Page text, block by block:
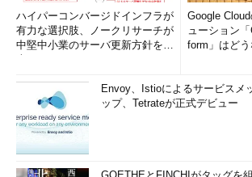
ハイパーコンバージドインフラが
有力な選択肢、ノークリサーチが
中堅中小業のサーバ更新方針を調
Google
ューション
form」はど
Envoy、Istioによるサービスメ
ップ、Tetrateが正式デビュー